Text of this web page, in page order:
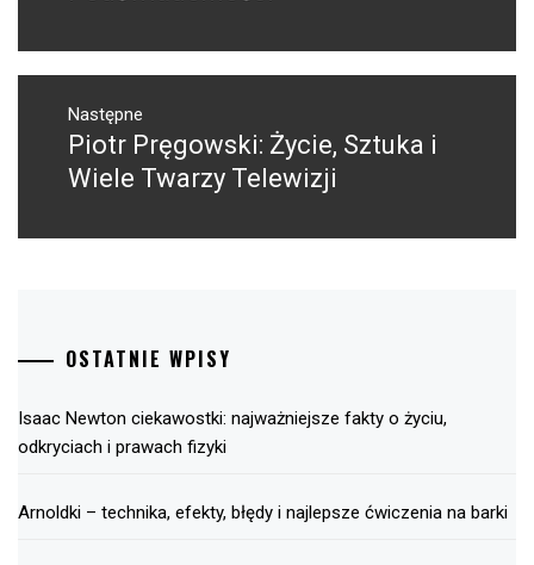
Następne
Następny
post:
Piotr Pręgowski: Życie, Sztuka i
Wiele Twarzy Telewizji
OSTATNIE WPISY
Isaac Newton ciekawostki: najważniejsze fakty o życiu,
odkryciach i prawach fizyki
Arnoldki – technika, efekty, błędy i najlepsze ćwiczenia na barki